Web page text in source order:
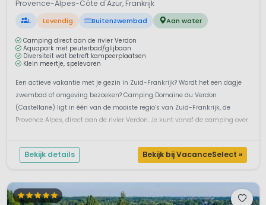
Provence-Alpes-Côte d'Azur, Frankrijk
L Levendig Buitenzwembad Aan water
Camping direct aan de rivier Verdon
Aquapark met peuterbad/glijbaan
Diversiteit wat betreft kampeerplaatsen
Klein meertje, spelevaren
Een actieve vakantie met je gezin in Zuid-Frankrijk? Wordt het een dagje
zwembad of omgeving bezoeken? Camping Domaine du Verdon
(Castellane) ligt in één van de mooiste regio’s van Zuid-Frankrijk, de
Provence Alpes, direct aan de rivier Verdon. Je kunt vanaf de camping over
Bekijk details Bekijk bij VacanceSelect »